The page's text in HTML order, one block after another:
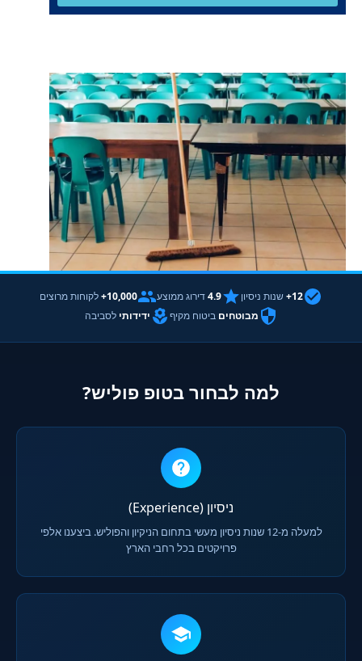
12+ שנות ניסיון 4.9דירוג ממוצע 10,000+
לקוחות מרוצים
מבוטחים ביטוח מקיף ידידותי לסביבה
למה לבחור בטופ פוליש?
ניסיון (Experience)
למעלה מ-12 שנות ניסיון מעשי בתחום הניקיון והפוליש. ביצענו אלפי
פרויקטים בכל רחבי הארץ